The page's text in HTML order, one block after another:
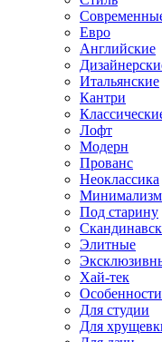
Евро
Английские
Итальянские
Кантри
Лофт
Модерн
Прованс
Неоклассика
Минимализм
Под старину
Элитные
Хай-тек
Особенности
Для студии
Для